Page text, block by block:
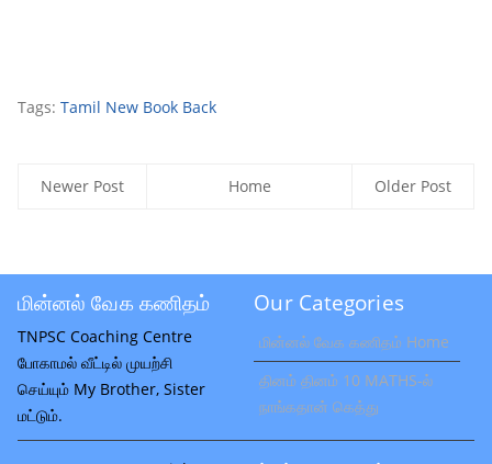
Tags: Tamil New Book Back
Newer Post Older Post
Home
மின்னல் வேக கணிதம்
TNPSC Coaching Centre
போகாமல் வீட்டில் முயற்சி
செய்யும் My Brother, Sister
மட்டும்.
Our Categories
மின்னல் வேக கணிதம் Home
தினம் தினம் 10 MATHS-ல்
நாங்கதான் கெத்து